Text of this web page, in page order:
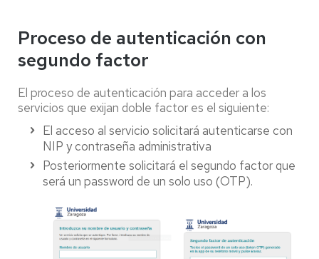
Proceso de autenticación con
segundo factor
El proceso de autenticación para acceder a los
servicios que exijan doble factor es el siguiente:
El acceso al servicio solicitará autenticarse con
NIP y contraseña administrativa
Posteriormente solicitará el segundo factor que
será un password de un solo uso (OTP).